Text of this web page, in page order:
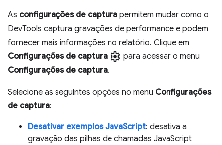
As configurações de captura permitem mudar como o
DevTools captura gravações de performance e podem
fornecer mais informações no relatório. Clique em
Configurações de captura settings para acessar o menu
Configurações de captura.
Selecione as seguintes opções no menu Configurações
de captura:
Desativar exemplos JavaScript: desativa a
gravação das pilhas de chamadas JavaScript